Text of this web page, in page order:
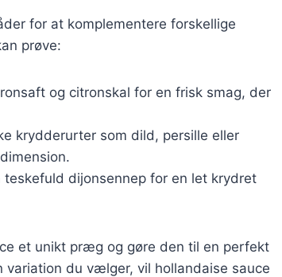
for at komplementere forskellige
prøve:
og citronskal for en frisk smag, der
krydderurter som dild, persille eller
dijonsennep for en let krydret
et unikt præg og gøre den til en perfekt
du vælger, vil hollandaise sauce